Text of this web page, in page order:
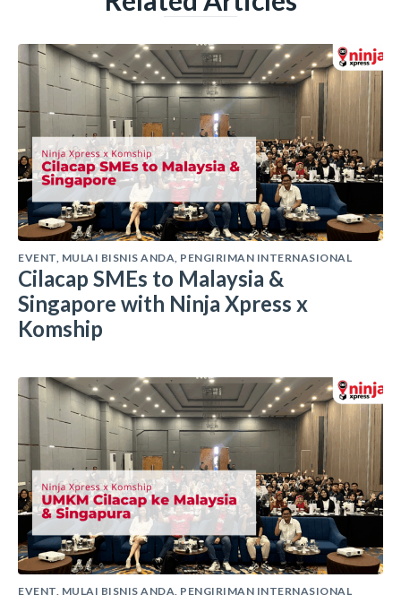
EVENT, MULAI BISNIS ANDA, PENGIRIMAN INTERNASIONAL
Cilacap SMEs to Malaysia &
Singapore with Ninja Xpress x
Komship
EVENT, MULAI BISNIS ANDA, PENGIRIMAN INTERNASIONAL